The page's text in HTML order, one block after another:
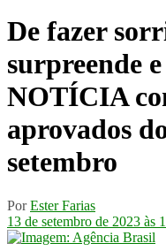
De fazer
surpreende
NOTÍCIA
aprovados
setembro
Por Ester Farias
13 de setembro de 2023 às